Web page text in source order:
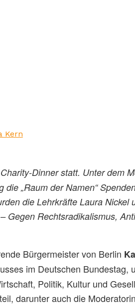
Kern
Dinner statt. Unter dem
„Raum der Namen“
die Lehrkräfte Laura Nickel
Rechtsradikalismus,
Bürgermeister von Berlin
im Deutschen Bundestag,
Politik, Kultur und
darunter auch die